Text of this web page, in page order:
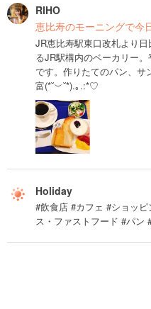
RIHO
恵比寿のモーニングで今
JR恵比寿駅東口改札より
るJR駅構内のベーカリー
です。作りたてのパン、サ
富(*˘︶˘*).｡.:*♡
Holiday
#飲食店 #カフェ #ショッ
ス・ファストフード #パン